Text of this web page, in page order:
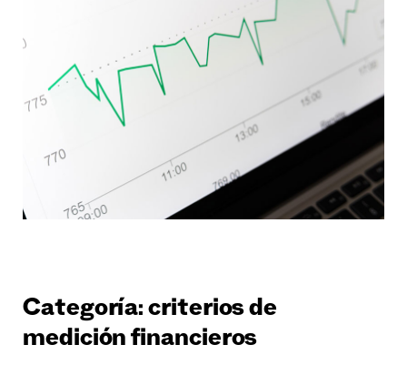
Categoría: criterios de
medición financieros